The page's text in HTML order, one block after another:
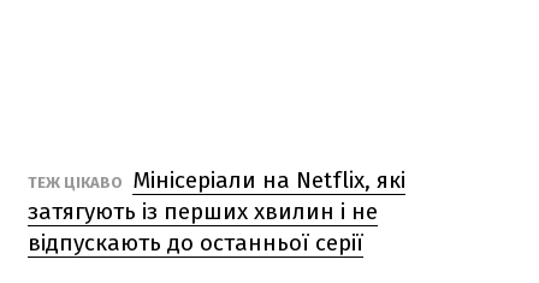
ТЕЖ ЦІКАВО
Мінісеріали на Netflix, які
затягують із перших хвилин і не
відпускають до останньої серії